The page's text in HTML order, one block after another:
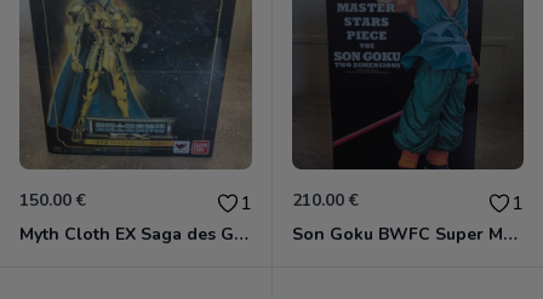
150.00 € 1
Myth Cloth EX Saga des Gémeaux
210.00 € 1
Son Goku BWFC Super Master Stars